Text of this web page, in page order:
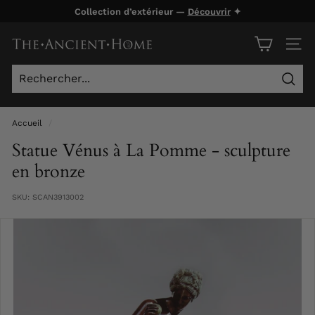
contenu
Collection d’extérieur — Découvrir✦
T
h
e
A
n
c
i
e
n
t
Accueil
Statue Vénus à La Pomme - sculpture
en bronze
SKU: SCAN3913002